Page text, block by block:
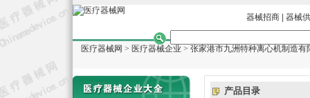
器械招商 器械
医疗器械网 > 医疗器械企业 > 张家港市九洲特种离心机制造有
产品目录